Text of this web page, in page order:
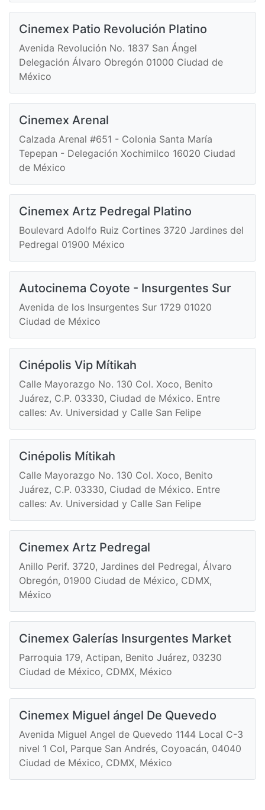
Cinemex Patio Revolución Platino
Avenida Revolución No. 1837 San Ángel
Delegación Álvaro Obregón 01000 Ciudad de
México
Cinemex Arenal
Calzada Arenal #651 - Colonia Santa María
Tepepan - Delegación Xochimilco 16020 Ciudad
de México
Cinemex Artz Pedregal Platino
Boulevard Adolfo Ruiz Cortines 3720 Jardines del
Pedregal 01900 México
Autocinema Coyote - Insurgentes Sur
Avenida de los Insurgentes Sur 1729 01020
Ciudad de México
Cinépolis Vip Mítikah
Calle Mayorazgo No. 130 Col. Xoco, Benito
Juárez, C.P. 03330, Ciudad de México. Entre
calles: Av. Universidad y Calle San Felipe
Cinépolis Mítikah
Calle Mayorazgo No. 130 Col. Xoco, Benito
Juárez, C.P. 03330, Ciudad de México. Entre
calles: Av. Universidad y Calle San Felipe
Cinemex Artz Pedregal
Anillo Perif. 3720, Jardines del Pedregal, Álvaro
Obregón, 01900 Ciudad de México, CDMX,
México
Cinemex Galerías Insurgentes Market
Parroquia 179, Actipan, Benito Juárez, 03230
Ciudad de México, CDMX, México
Cinemex Miguel ángel De Quevedo
Avenida Miguel Angel de Quevedo 1144 Local C-3
nivel 1 Col, Parque San Andrés, Coyoacán, 04040
Ciudad de México, CDMX, México